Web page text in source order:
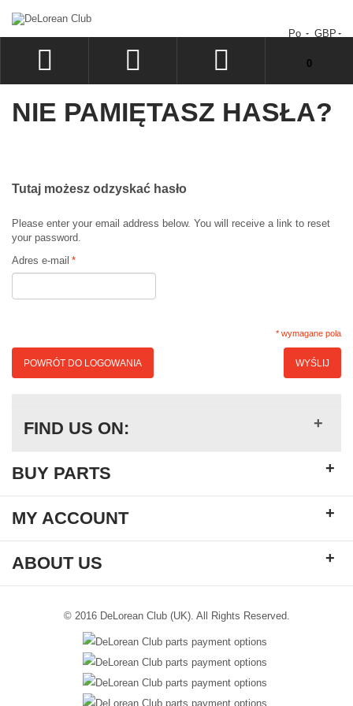
Po GBP
ZALOGUJ
SIGN UP
0
NIE PAMIĘTASZ HASŁA?
Tutaj możesz odzyskać hasło
Please enter your email address below. You will receive a link to reset
your password.
*
Adres e-mail
* wymagane pola
POWRÓT DO LOGOWANIA WYŚLIJ
FIND US ON: +
BUY PARTS +
MY ACCOUNT +
ABOUT US +
© 2016 DeLorean Club (UK). All Rights Reserved.